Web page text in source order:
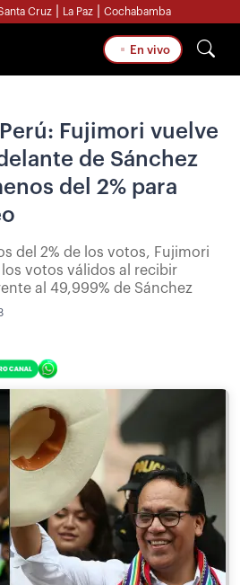
Cruz La Paz Cochabamba
En vivo
Fujimori vuelve
de Sánchez
del 2% para
del 2% de los votos, Fujimori
votos válidos al recibir
al 49,999% de Sánchez